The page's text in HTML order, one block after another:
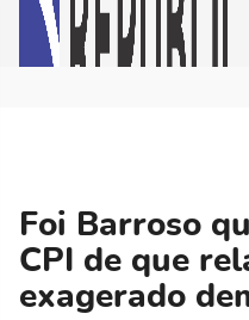
Foi Barroso
CPI de que
exagerado